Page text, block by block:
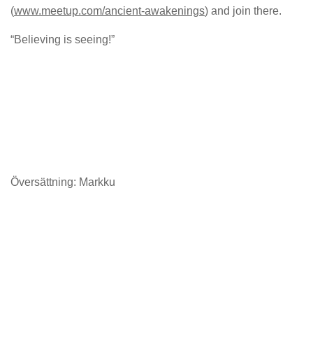
(www.meetup.com/ancient-awakenings) and join there.
“Believing is seeing!”
Översättning: Markku